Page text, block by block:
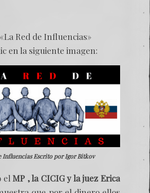
Red de Influencias»
en la siguiente imagen:
Influencias Escrito por Igor Bitkov
elMP , la CICIG y la juez Erica